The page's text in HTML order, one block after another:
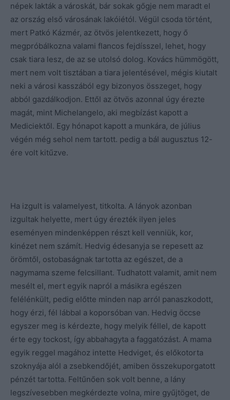
népek lakták a városkát, bár sokak gőgje nem maradt el
az ország első városának lakóiétól. Végül csoda történt,
mert Patkó Kázmér, az ötvös jelentkezett, hogy ő
megpróbálkozna valami flancos fejdísszel, lehet, hogy
csak tiara lesz, de az se utolsó dolog. Kovács hümmögött,
mert nem volt tisztában a tiara jelentésével, mégis kiutalt
neki a városi kasszából egy bizonyos összeget, hogy
abból gazdálkodjon. Ettől az ötvös azonnal úgy érezte
magát, mint Michelangelo, aki megbízást kapott a
Mediciektől. Egy hónapot kapott a munkára, de július
végén még sehol nem tartott. pedig a bál augusztus 12-
ére volt kitűzve.
Ha izgult is valamelyest, titkolta. A lányok azonban
izgultak helyette, mert úgy érezték ilyen jeles
eseményen mindenképpen részt kell venniük, kor,
kinézet nem számít. Hedvig édesanyja se repesett az
örömtől, ostobaságnak tartotta az egészet, de a
nagymama szeme felcsillant. Tudhatott valamit, amit nem
mesélt el, mert egyik napról a másikra egészen
felélénkült, pedig előtte minden nap arról panaszkodott,
hogy érzi, fél lábbal a koporsóban van. Hedvig öccse
egyszer meg is kérdezte, hogy melyik féllel, de kapott
érte egy tockost, így abbahagyta a faggatózást. A mama
egyik reggel magához intette Hedviget, és előkotorta
szoknyája alól a zsebkendőjét, amiben összekuporgatott
pénzét tartotta. Feltűnően sok volt benne, a lány
legszívesebben megkérdezte volna, mire gyűjtöget, de